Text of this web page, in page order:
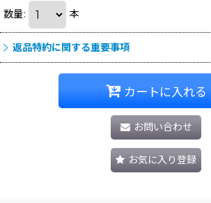
数量: 本
返品特約に関する重要事項
カートに入れる
お問い合わせ
お気に入り登録